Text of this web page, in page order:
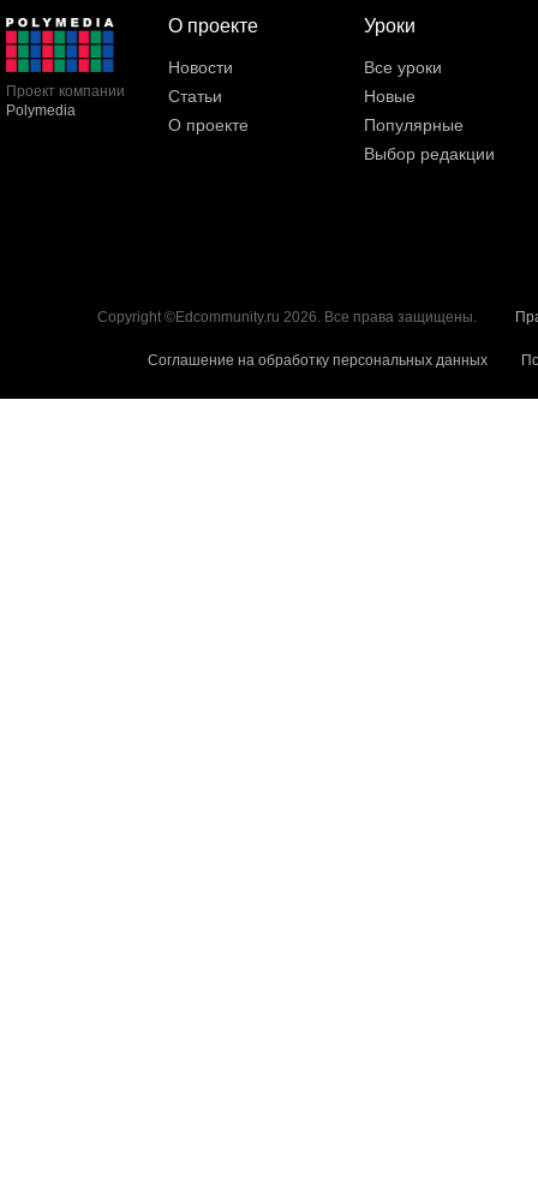
Проект компании
Polymedia
О проекте
Новости
Статьи
О проекте
Уроки
Все уроки
Новые
Популярные
Выбор редакции
Copyright ©Edcommunity.ru 2026. Все права защищены.
Соглашение на обработку персональных данных